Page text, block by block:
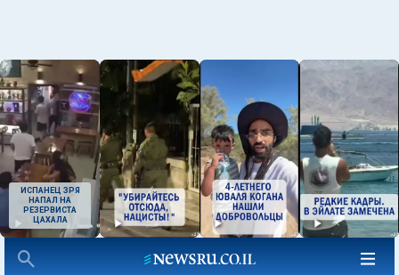
ИСПАНЕЦ ЗРЯ
НАПАЛ НА
РЕЗЕРВИСТА
ЦАХАЛА